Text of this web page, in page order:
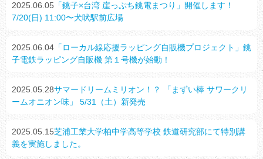
2025.06.05 「銚子×台湾 崖っぷち銚電まつり」開催します！
7/20(日) 11:00〜犬吠駅前広場
2025.06.04 「ローカル線応援ラッピング自販機プロジェクト」銚
子電鉄ラッピング自販機 第１号機が始動！
2025.05.28サマードリームミリオン！？ 「まずい棒 サワークリ
ームオニオン味」 5/31（土）新発売
2025.05.15芝浦工業大学柏中学高等学校 鉄道研究部にて特別講
義を実施しました。